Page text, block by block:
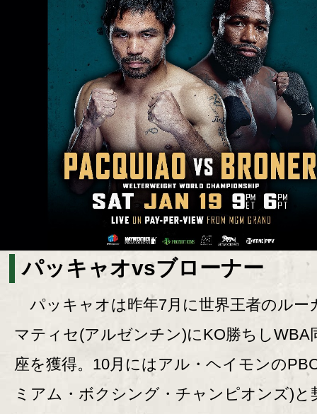
パッキャオvsブローナー
パッキャオは昨年7月に世界王者のルー
マティセ(アルゼンチン)にKO勝ちしWBA
座を獲得。10月にはアル・ヘイモンの
ミアム・ボクシング・チャンピオンズ)と